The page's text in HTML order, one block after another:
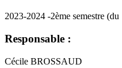
2023-2024 -2ème semestre
Responsable :
Cécile BROSSAUD